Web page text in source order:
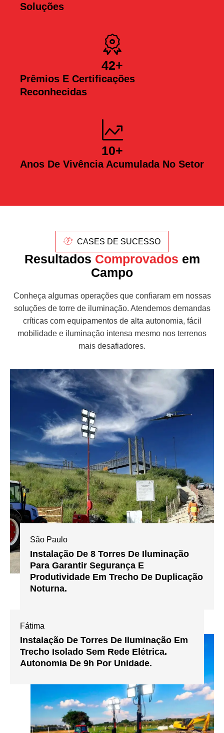
Soluções
Prêmios E Certificações
Reconhecidas
42+
Anos De Vivência Acumulada No Setor
10+
CASES DE SUCESSO
Resultados Comprovados em
Campo
Conheça algumas operações que confiaram em nossas
soluções de torre de iluminação. Atendemos demandas
críticas com equipamentos de alta autonomia, fácil
mobilidade e iluminação intensa mesmo nos terrenos
mais desafiadores.
São Paulo
Instalação De 8 Torres De Iluminação
Para Garantir Segurança E
Produtividade Em Trecho De Duplicação
Noturna.
Fátima
Instalação De Torres De Iluminação Em
Trecho Isolado Sem Rede Elétrica.
Autonomia De 9h Por Unidade.